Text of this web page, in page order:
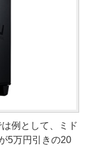
例として、ミド
5万円引きの20